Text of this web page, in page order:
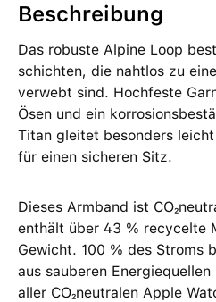
Beschreibung
Das robuste Alpine Loop
schichten, die nahtlos zu
verwebt sind. Hochfeste
Ösen und ein
Titan gleitet besonders
für einen sicheren Sitz.
Dieses Armband ist
enthält über 43 % recycelte
Gewicht. 100 % des Stroms
aus sauberen
aller CO₂neutralen Apple